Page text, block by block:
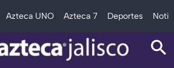
Azteca UNO Azteca 7 Deportes